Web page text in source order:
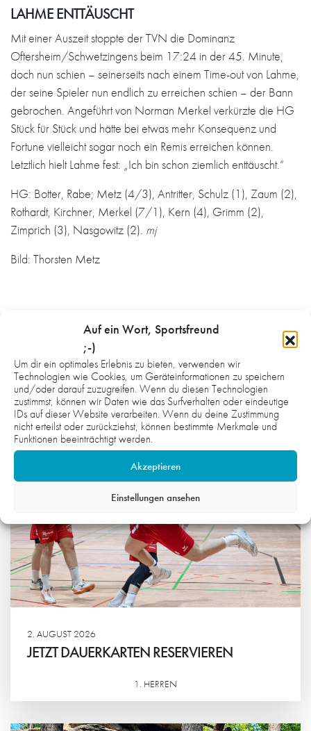
Auf ein Wort, Sportsfreund
;-)
Um dir ein optimales Erlebnis zu bieten, verwenden wir
Technologien wie Cookies, um Geräteinformationen zu speichern
und/oder darauf zuzugreifen. Wenn du diesen Technologien
zustimmst, können wir Daten wie das Surfverhalten oder eindeutige
IDs auf dieser Website verarbeiten. Wenn du deine Zustimmung
nicht erteilst oder zurückziehst, können bestimmte Merkmale und
Funktionen beeinträchtigt werden.
Akzeptieren
Einstellungen ansehen
LAHME ENTTÄUSCHT
Mit einer Auszeit stoppte der TVN die Dominanz
Oftersheim/Schwetzingens beim 17:24 in der 45. Minute,
doch nun schien – seinerseits nach einem Time-out von Lahme,
der seine Spieler nun endlich zu erreichen schien – der Bann
gebrochen. Angeführt von Norman Merkel verkürzte die HG
Stück für Stück und hätte bei etwas mehr Konsequenz und
Fortune vielleicht sogar noch ein Remis erreichen können.
Letztlich hielt Lahme fest: „Ich bin schon ziemlich enttäuscht.“
HG: Botter, Rabe; Metz (4/3), Antritter, Schulz (1), Zaum (2),
Rothardt, Kirchner, Merkel (7/1), Kern (4), Grimm (2),
Zimprich (3), Nasgowitz (2). mj
Bild: Thorsten Metz
WAS DICH NOCH INTERESSIEREN
KÖNNTE:
2. AUGUST 2026
JETZT DAUERKARTEN RESERVIEREN
1. HERREN